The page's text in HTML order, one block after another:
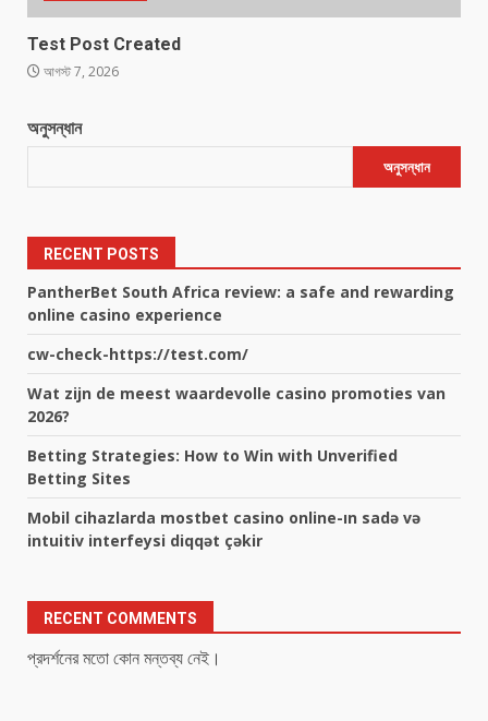
Test Post Created
আগস্ট 7, 2026
অনুসন্ধান
অনুসন্ধান
RECENT POSTS
PantherBet South Africa review: a safe and rewarding
online casino experience
cw-check-https://test.com/
Wat zijn de meest waardevolle casino promoties van
2026?
Betting Strategies: How to Win with Unverified
Betting Sites
Mobil cihazlarda mostbet casino online-ın sadə və
intuitiv interfeysi diqqət çəkir
RECENT COMMENTS
প্রদর্শনের মতো কোন মন্তব্য নেই।